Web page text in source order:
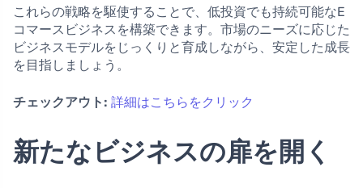
これらの戦略を駆使することで、低投資でも持続可能なE
コマースビジネスを構築できます。市場のニーズに応じた
ビジネスモデルをじっくりと育成しながら、安定した成長
を目指しましょう。
チェックアウト: 詳細はこちらをクリック
新たなビジネスの扉を開く